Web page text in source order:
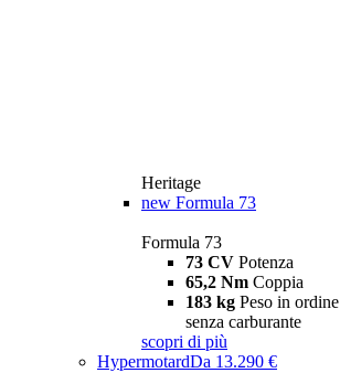
Heritage
new Formula 73
Formula 73
73 CV Potenza
65,2 Nm Coppia
183 kg Peso in
senza carburante
scopri di più
HypermotardDa 13.290 €